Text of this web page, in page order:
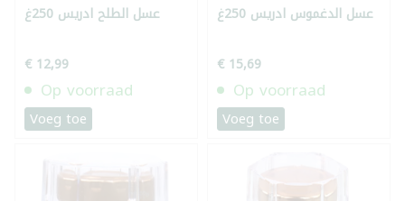
عسل الطلح ادريس 250غ
€ 12,99
Op voorraad
Voeg toe
عسل الدغموس ادريس 250غ
€ 15,69
Op voorraad
Voeg toe